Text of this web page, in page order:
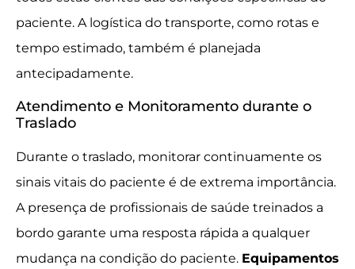
paciente. A logística do transporte, como rotas e
tempo estimado, também é planejada
antecipadamente.
Atendimento e Monitoramento durante o
Traslado
Durante o traslado, monitorar continuamente os
sinais vitais do paciente é de extrema importância.
A presença de profissionais de saúde treinados a
bordo garante uma resposta rápida a qualquer
mudança na condição do paciente. Equipamentos